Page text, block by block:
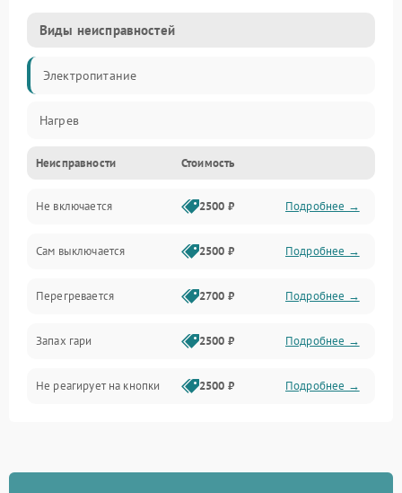
Виды неисправностей
Электропитание
Нагрев
Неисправности Стоимость
Не включается 2500 ₽ Подробнее →
Сам выключается 2500 ₽ Подробнее →
Перегревается 2700 ₽ Подробнее →
Запах гари 2500 ₽ Подробнее →
Не реагирует на кнопки 2500 ₽ Подробнее →